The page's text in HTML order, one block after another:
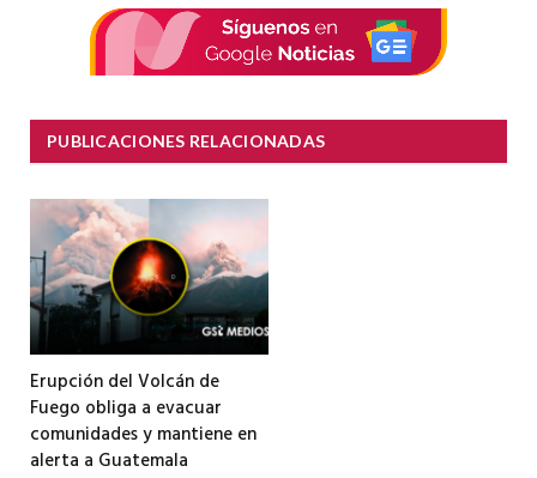
PUBLICACIONES RELACIONADAS
Erupción del Volcán de
Fuego obliga a evacuar
comunidades y mantiene en
alerta a Guatemala